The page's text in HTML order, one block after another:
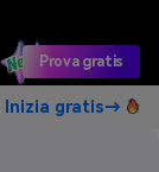
Prova gratis
Inizia gratis→